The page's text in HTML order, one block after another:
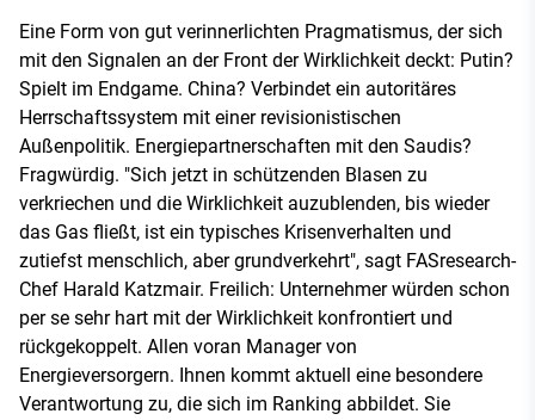
Eine Form von gut verinnerlichten Pragmatismus, der sich
mit den Signalen an der Front der Wirklichkeit deckt: Putin?
Spielt im Endgame. China? Verbindet ein autoritäres
Herrschaftssystem mit einer revisionistischen
Außenpolitik. Energiepartnerschaften mit den Saudis?
Fragwürdig. "Sich jetzt in schützenden Blasen zu
verkriechen und die Wirklichkeit auzublenden, bis wieder
das Gas fließt, ist ein typisches Krisenverhalten und
zutiefst menschlich, aber grundverkehrt", sagt FASresearch-
Chef Harald Katzmair. Freilich: Unternehmer würden schon
per se sehr hart mit der Wirklichkeit konfrontiert und
rückgekoppelt. Allen voran Manager von
Energieversorgern. Ihnen kommt aktuell eine besondere
Verantwortung zu, die sich im Ranking abbildet. Sie